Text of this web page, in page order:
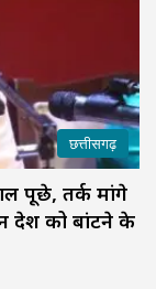
छत्तीसगढ़
पूछे, तर्क मांगे
देश को बांटने के